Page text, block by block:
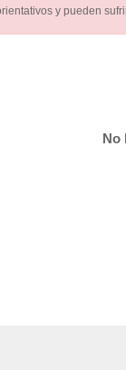
y pueden
No